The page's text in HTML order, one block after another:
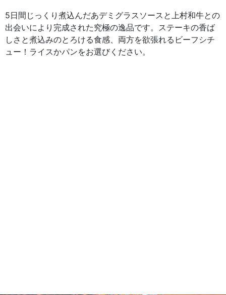
5日間じっくり煮込んだあデミグラスソースと上村和牛との
出会いにより完成された究極の逸品です。ステーキの香ば
しさと煮込みのとろける食感、両方を欲張れるビーフシチ
ュー！ライスかパンをお選びください。